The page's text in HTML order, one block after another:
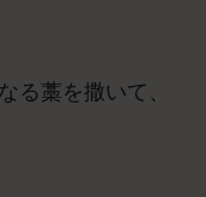
る藁を撒いて、